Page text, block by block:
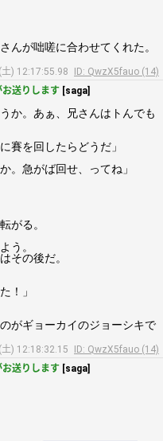
んが咄嗟に合わせてくれた。
) 12:17:55.98
ID: QwzX5fauo (14)
送りします [saga]
か。あぁ、兄さんはトんでも
賽を回したらどうだ」
。急がば回せ、ってね」
がる。
う。
その後だ。
！」
がギョーカイのジョーシキで
) 12:18:32.15
ID: QwzX5fauo (14)
送りします [saga]